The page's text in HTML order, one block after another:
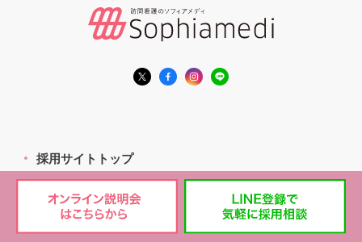
採用サイトトップ
採用情報一覧
エリアから探す